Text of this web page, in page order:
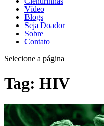
Vídeo
Blogs
Seja Doador
Sobre
Contato
Selecione a página
Tag: HIV